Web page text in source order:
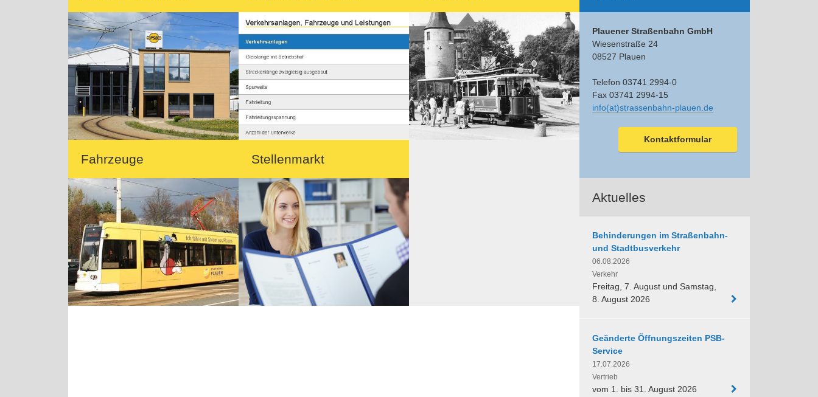
Fahrzeuge Stellenmarkt
Plauener Straßenbahn GmbH
Wiesenstraße 24
08527 Plauen
Telefon 03741 2994-0
Fax 03741 2994-15
info(at)strassenbahn-plauen.de
Kontaktformular
Aktuelles
Behinderungen im Straßenbahn-
und Stadtbusverkehr
06.08.2026
Verkehr
Freitag, 7. August und Samstag,
8. August 2026
Geänderte Öffnungszeiten PSB-
Service
17.07.2026
Vertrieb
vom 1. bis 31. August 2026